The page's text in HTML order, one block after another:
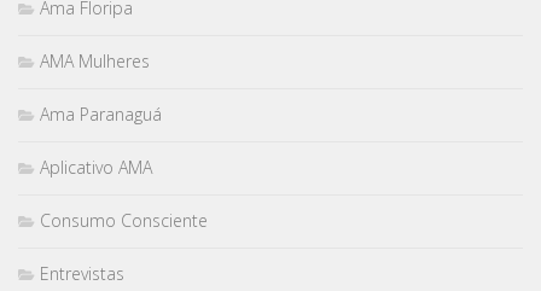
Ama Floripa
AMA Mulheres
Ama Paranaguá
Aplicativo AMA
Consumo Consciente
Entrevistas